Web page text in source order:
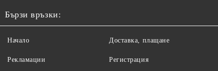
Бързи връзки:
Начало
Рекламации
Доставка, плащане
Регистрация